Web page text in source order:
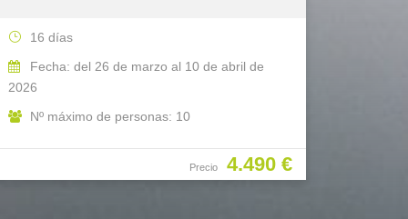
Precio 4.490 €
16 días
Fecha: del 26 de marzo al 10 de abril de
2026
Nº máximo de personas: 10